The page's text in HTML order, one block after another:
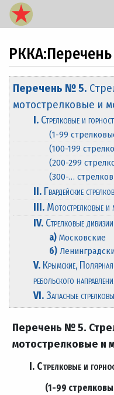
РККА:
Перейти к:
Перечень № 5.
мотострелковые и
I. Стрелковые и
(1-99
(100-199
(200-299
(300-…
II. Гвардейские
III. Мотострелковые и
IV. Стрелковые
а) Московские
б)
V. Крымские,
ребольского
VI.Запасные
Перечень № 5.
мотострелковые и
I. Стрелковые и
(1-99